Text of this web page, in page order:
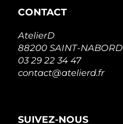
CONTACT
AtelierD
88200 SAINT-NABORD
03 29 22 34 47
contact@atelierd.fr
SUIVEZ-NOUS